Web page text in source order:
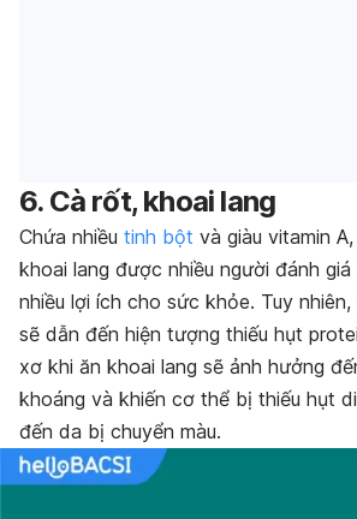
6. Cà rốt, khoai lang
Chứa nhiều tinh bột và giàu vitamin
khoai lang được nhiều người đánh
nhiều lợi ích cho sức khỏe. Tuy nhiên,
sẽ dẫn đến hiện tượng thiếu hụt
xơ khi ăn khoai lang sẽ ảnh hưởng
khoáng và khiến cơ thể bị thiếu hụt
đến da bị chuyển màu.